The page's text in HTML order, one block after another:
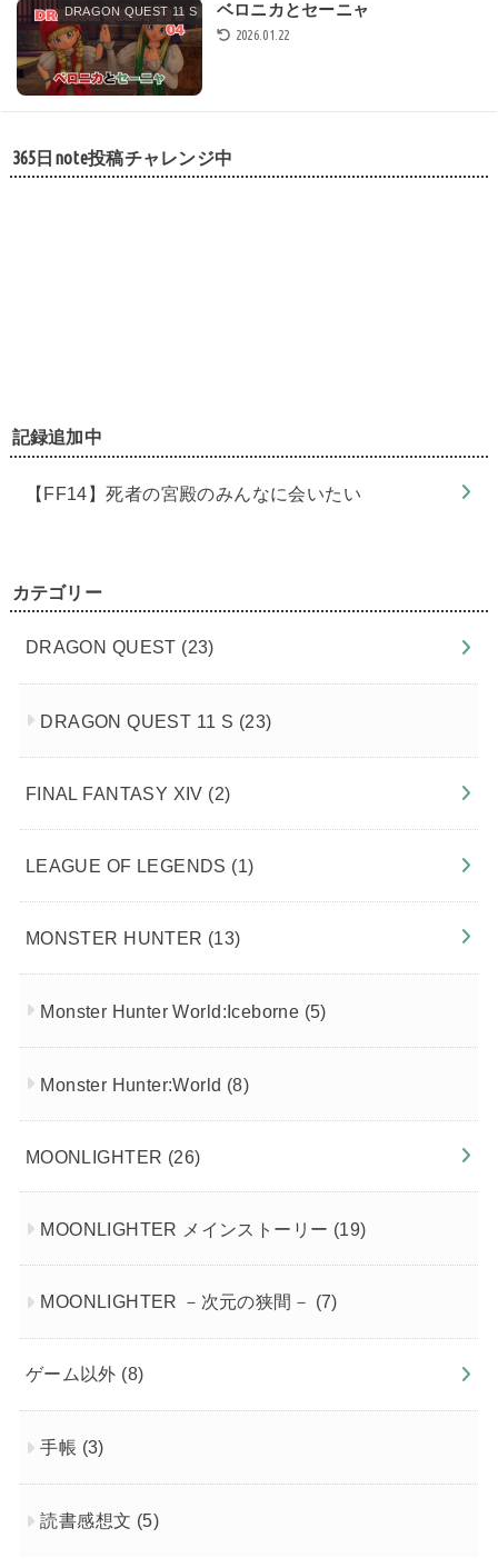
DRAGON QUEST 11 S ベロニカとセーニャ
2026.01.22
365日note投稿チャレンジ中
記録追加中
【FF14】死者の宮殿のみんなに会いたい
カテゴリー
DRAGON QUEST (23)
DRAGON QUEST 11 S (23)
FINAL FANTASY XIV (2)
LEAGUE OF LEGENDS (1)
MONSTER HUNTER (13)
Monster Hunter World:Iceborne (5)
Monster Hunter:World (8)
MOONLIGHTER (26)
MOONLIGHTER メインストーリー (19)
MOONLIGHTER －次元の狭間－ (7)
ゲーム以外 (8)
手帳 (3)
読書感想文 (5)